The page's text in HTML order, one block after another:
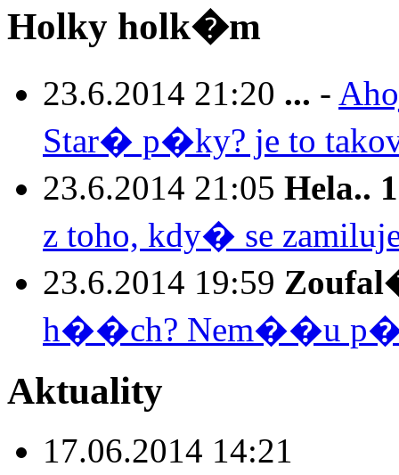
Holky holk�m
23.6.2014 21:20 ... -
Star� p�ky? je to
23.6.2014 21:05 Hela..
z toho, kdy� se
23.6.2014 19:59
h��ch? Nem��u
Aktuality
17.06.2014 14:21